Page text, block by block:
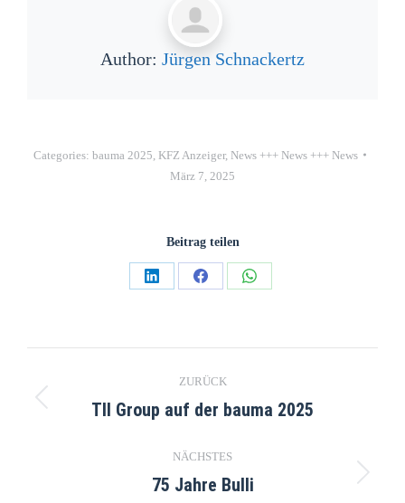
Author: Jürgen Schnackertz
Categories: bauma 2025 KFZ Anzeiger, News +++ News +++ News
März 7, 2025
Beitrag teilen
ZURÜCK
TII Group auf der bauma 2025
NÄCHSTES
75 Jahre Bulli